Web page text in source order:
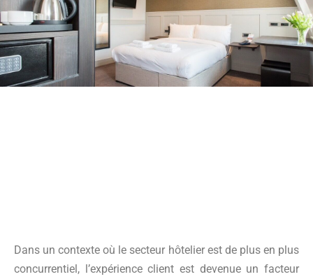
Dans un contexte où le secteur hôtelier est de plus en plus
concurrentiel, l’expérience client est devenue un facteur